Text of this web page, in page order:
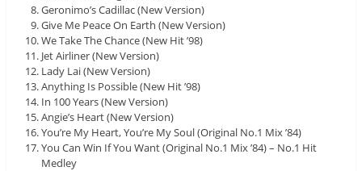
Geronimo’s Cadillac (New Version)
Give Me Peace On Earth (New Version)
We Take The Chance (New Hit ’98)
Jet Airliner (New Version)
Lady Lai (New Version)
Anything Is Possible (New Hit ’98)
In 100 Years (New Version)
Angie’s Heart (New Version)
You’re My Heart, You’re My Soul (Original No.1 Mix ’84)
You Can Win If You Want (Original No.1 Mix ’84) – No.1 Hit
Medley